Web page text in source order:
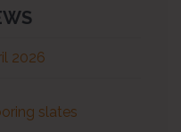
2026
slates